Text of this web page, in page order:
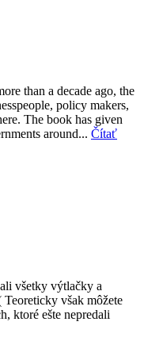
than a decade ago, the
policy makers,
The book has given
around... Čítať
všetky výtlačky a
však môžete
ktoré ešte nepredali